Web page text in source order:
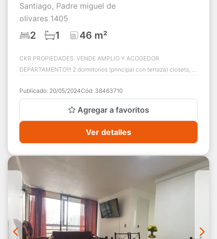
Santiago, Padre miguel de
olivares 1405
2 1 46 m²
CKR PROPIEDADES: VENDE AMPLIO Y ACOGEDOR
DEPARTAMENTO!!! 2 dormitorios (principal con terraza) closets, 1
Publicado: 20/05/2024Cód: 38463710
Agregar a favoritos
Ver detalles